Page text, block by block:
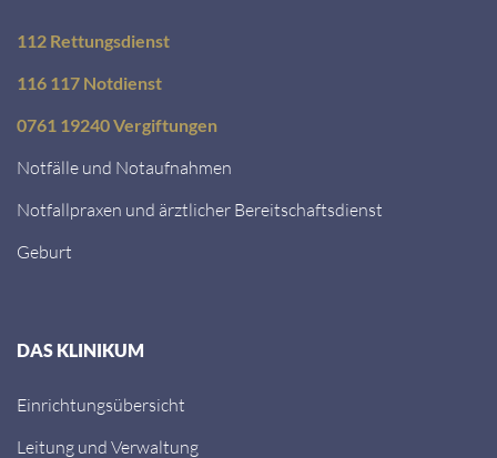
112 Rettungsdienst
116 117 Notdienst
0761 19240 Vergiftungen
Notfälle und Notaufnahmen
Notfallpraxen und ärztlicher Bereitschaftsdienst
Geburt
DAS KLINIKUM
Einrichtungsübersicht
Leitung und Verwaltung